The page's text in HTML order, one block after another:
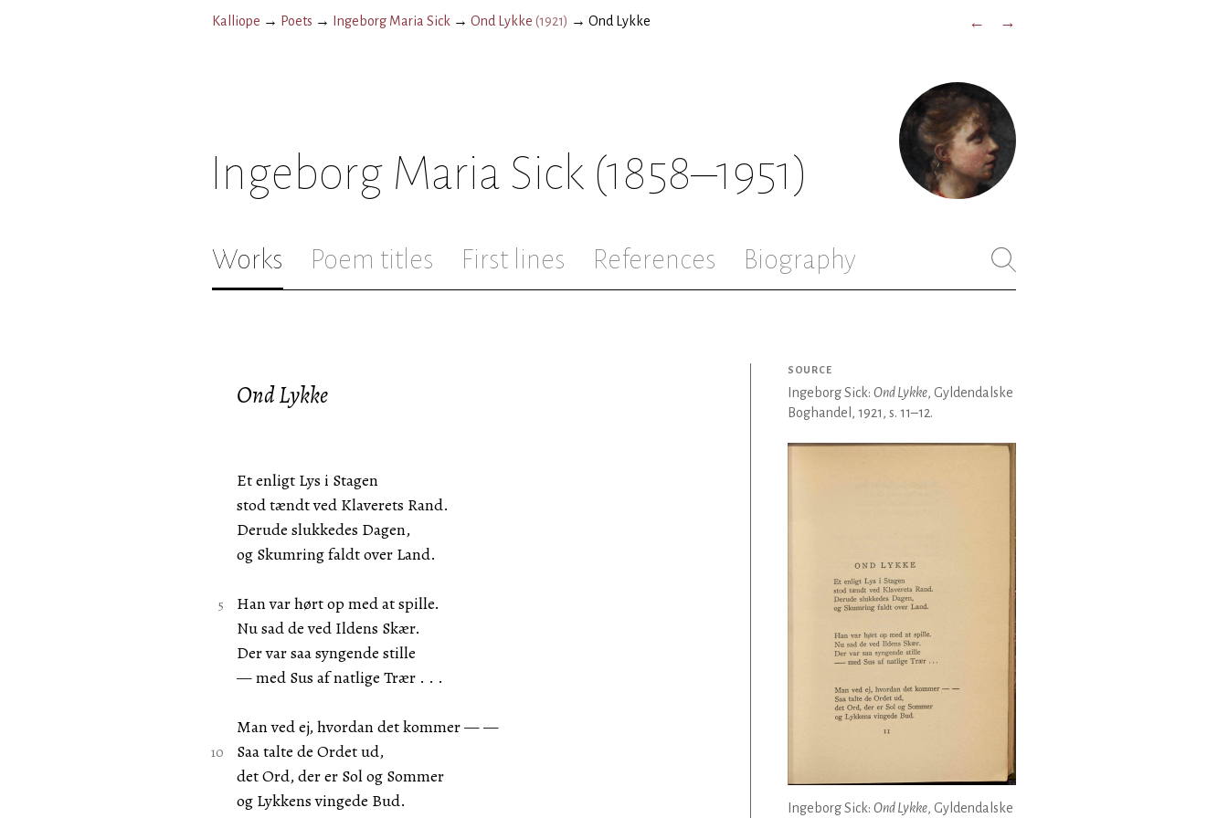
Kalliope → Poets → Ingeborg Maria Sick → Ond Lykke (1921) → Ond Lykke ← →
Ingeborg Maria Sick (1858–1951)
Works Poem titles First lines References Biography
Ond Lykke
Et enligt Lys i Stagen
stod tændt ved Klaverets Rand.
Derude slukkedes Dagen,
og Skumring faldt over Land.
Han var hørt op med at spille.
Nu sad de ved Ildens Skær.
Der var saa syngende stille
— med Sus af natlige Trær . . .
Man ved ej, hvordan det kommer — —
Saa talte de Ordet ud,
det Ord, der er Sol og Sommer
og Lykkens vingede Bud.
SOURCE
Ingeborg Sick: Ond Lykke, Gyldendalske
Boghandel, 1921, s. 11–12.
Ingeborg Sick: Ond Lykke, Gyldendalske